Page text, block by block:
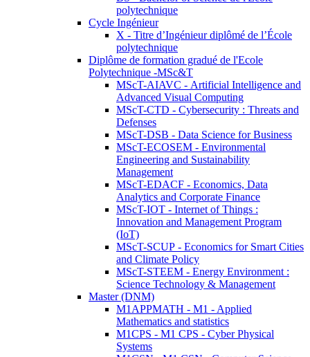
polytechnique
Cycle Ingénieur
X - Titre d’Ingénieur diplômé de l’École
polytechnique
Diplôme de formation gradué de l'Ecole
Polytechnique -MSc&T
MScT-AIAVC - Artificial Intelligence and
Advanced Visual Computing
MScT-CTD - Cybersecurity : Threats and
Defenses
MScT-DSB - Data Science for Business
MScT-ECOSEM - Environmental
Engineering and Sustainability
Management
MScT-EDACF - Economics, Data
Analytics and Corporate Finance
MScT-IOT - Internet of Things :
Innovation and Management Program
(IoT)
MScT-SCUP - Economics for Smart Cities
and Climate Policy
MScT-STEEM - Energy Environment :
Science Technology & Management
Master (DNM)
M1APPMATH - M1 - Applied
Mathematics and statistics
M1CPS - M1 CPS - Cyber Physical
Systems